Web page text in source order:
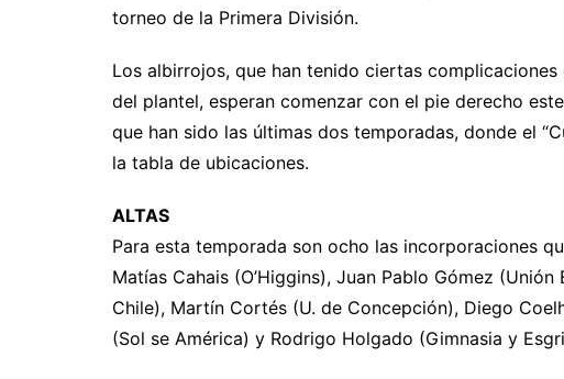
torneo de la Primera División.
Los albirrojos, que han tenido ciertas
del plantel, esperan comenzar con el pie derecho
que han sido las últimas dos temporadas, donde el
la tabla de ubicaciones.
ALTAS
Para esta temporada son ocho las incorporaciones
Matías Cahais (O’Higgins), Juan Pablo Gómez
Chile), Martín Cortés (U. de Concepción), Diego
(Sol se América) y Rodrigo Holgado (Gimnasia y